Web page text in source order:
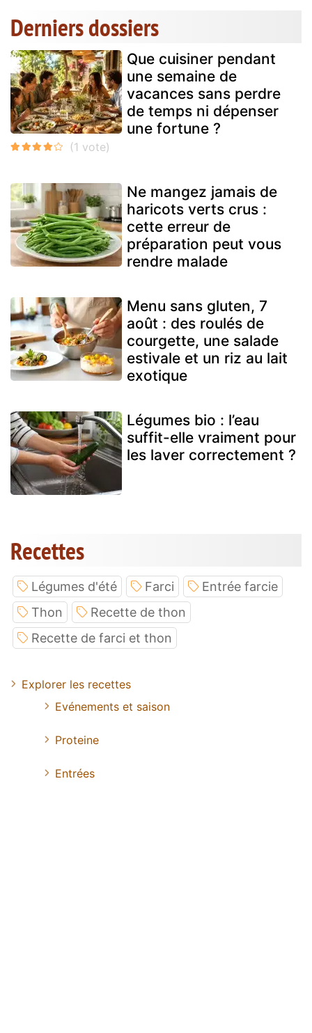
Derniers dossiers
Que cuisiner pendant
une semaine de
vacances sans perdre
de temps ni dépenser
une fortune ?
Ne mangez jamais de
haricots verts crus :
cette erreur de
préparation peut vous
rendre malade
Menu sans gluten, 7
août : des roulés de
courgette, une salade
estivale et un riz au lait
exotique
Légumes bio : l’eau
suffit-elle vraiment pour
les laver correctement ?
Recettes
Légumes d'été Farci
Entrée farcie
Thon
Recette de thon
Recette de farci et thon
Explorer les recettes
Evénements et saison
Proteine
Entrées